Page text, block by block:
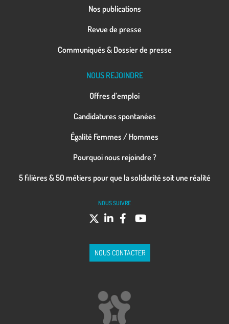
Nos publications
Revue de presse
Communiqués & Dossier de presse
NOUS REJOINDRE
Offres d’emploi
Candidatures spontanées
Égalité Femmes / Hommes
Pourquoi nous rejoindre ?
5 filières & 50 métiers pour que la solidarité soit une réalité
NOUS SUIVRE
NOUS CONTACTER